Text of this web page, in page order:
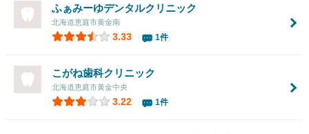
ふぁみーゆデンタルクリニック
北海道恵庭市黄金南
3.33 1件
こがね歯科クリニック
北海道恵庭市黄金中央
3.22 1件